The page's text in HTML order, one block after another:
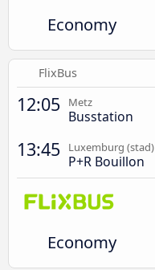
Economy
FlixBus
12:05 Metz
Busstation
13:45 Luxemburg (stad)
P+R Bouillon
Economy